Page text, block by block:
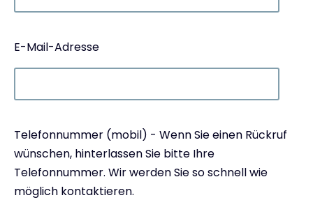
E-Mail-Adresse
Telefonnummer (mobil) - Wenn Sie einen Rückruf
wünschen, hinterlassen Sie bitte Ihre
Telefonnummer. Wir werden Sie so schnell wie
möglich kontaktieren.